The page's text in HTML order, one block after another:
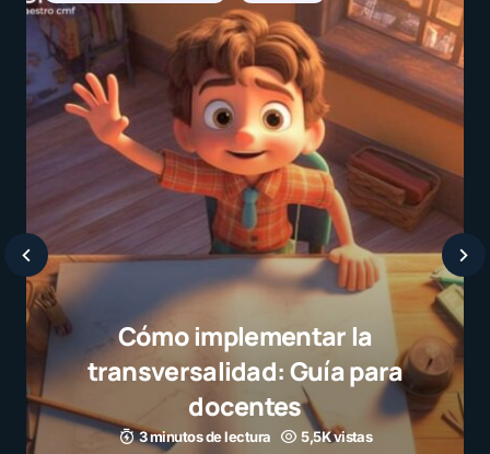
Cómo implementar la
transversalidad: Guía para
docentes
3 minutos de lectura 5,5K vistas